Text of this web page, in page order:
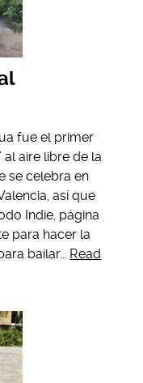
fue el primer
al aire libre de la
se celebra en
así que
Indie, página
para hacer la
bailar… Read